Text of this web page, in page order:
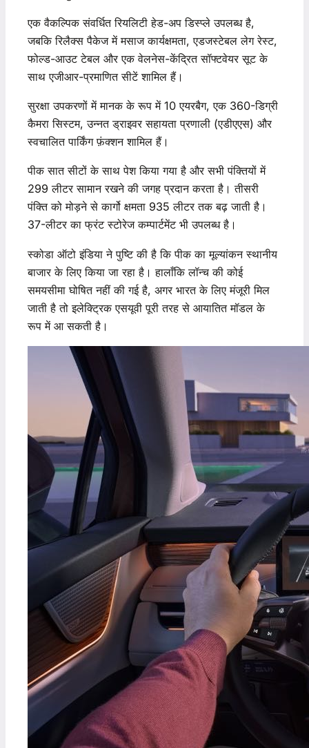
एक वैकल्पिक संवर्धित रियलिटी हेड-अप डिस्प्ले उपलब्ध है,
जबकि रिलैक्स पैकेज में मसाज कार्यक्षमता, एडजस्टेबल लेग रेस्ट,
फोल्ड-आउट टेबल और एक वेलनेस-केंद्रित सॉफ्टवेयर सूट के
साथ एजीआर-प्रमाणित सीटें शामिल हैं।
सुरक्षा उपकरणों में मानक के रूप में 10 एयरबैग, एक 360-डिग्री
कैमरा सिस्टम, उन्नत ड्राइवर सहायता प्रणाली (एडीएएस) और
स्वचालित पार्किंग फ़ंक्शन शामिल हैं।
पीक सात सीटों के साथ पेश किया गया है और सभी पंक्तियों में
299 लीटर सामान रखने की जगह प्रदान करता है। तीसरी
पंक्ति को मोड़ने से कार्गो क्षमता 935 लीटर तक बढ़ जाती है।
37-लीटर का फ्रंट स्टोरेज कम्पार्टमेंट भी उपलब्ध है।
स्कोडा ऑटो इंडिया ने पुष्टि की है कि पीक का मूल्यांकन स्थानीय
बाजार के लिए किया जा रहा है। हालाँकि लॉन्च की कोई
समयसीमा घोषित नहीं की गई है, अगर भारत के लिए मंजूरी मिल
जाती है तो इलेक्ट्रिक एसयूवी पूरी तरह से आयातित मॉडल के
रूप में आ सकती है।